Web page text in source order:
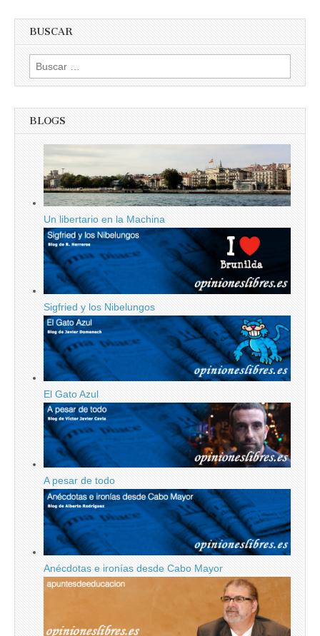
BUSCAR
Buscar:
BLOGS
Un libertario en la Machina
Sigfried y los Nibelungos
El Gato Azul
A pesar de todo
Anécdotas e ironías desde Cabo Mayor